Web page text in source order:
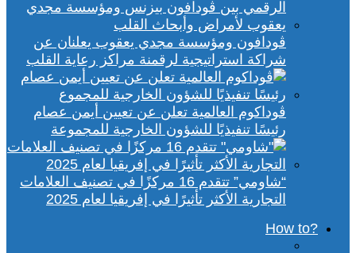
ڤودافون ومؤسسة مجدي يعقوب يعلنان عن
شراكة استراتيجية لرقمنة مراكز رعاية القلب
ڤوداكوم العالمية تعلن عن تعيين أيمن عصام
رئيسًا تنفيذيًا للشؤون الخارجية للمجموعة
“شاومي” تتقدم 16 مركزًا في تصنيف العلامات
التجارية الأكثر تأثيرًا في إفريقيا لعام 2025
?How to